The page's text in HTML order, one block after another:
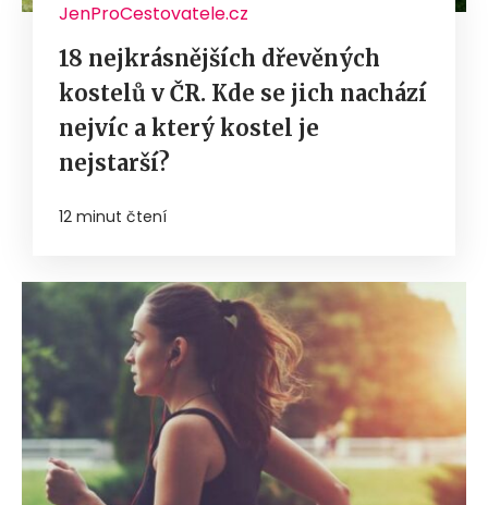
JenProCestovatele.cz
18 nejkrásnějších dřevěných
kostelů v ČR. Kde se jich nachází
nejvíc a který kostel je
nejstarší?
12 minut čtení